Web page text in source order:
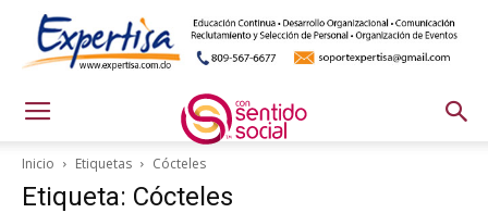
Inicio Etiquetas Cócteles
Etiqueta: Cócteles